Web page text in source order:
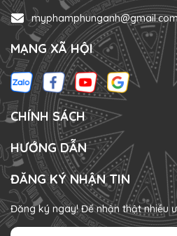
MẠNG XÃ HỘI
CHÍNH SÁCH
HƯỚNG DẪN
ĐĂNG KÝ NHẬN TIN
Đăng ký ngay! Để nhận thật nhiều